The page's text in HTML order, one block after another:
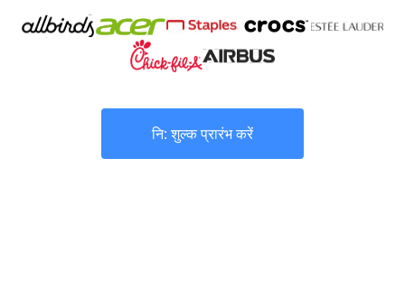
नि: शुल्क प्रारंभ करें